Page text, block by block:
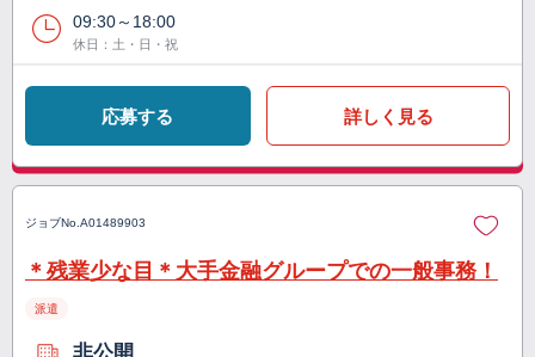
09:30～18:00
休日：土・日・祝
応募する 詳しく見る
ジョブNo. A01489903
＊残業少な目＊大手金融グループでの一般事務！
派遣